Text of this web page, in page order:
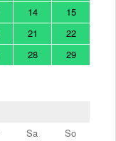
14
15
21
22
28
29
Sa
So